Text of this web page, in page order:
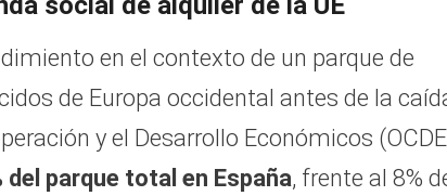
en el contexto de un parque de
de Europa occidental antes de la
y el Desarrollo Económicos
parque total en España, frente al 8%